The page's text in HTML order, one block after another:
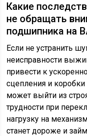
Какие
не обращать
подшипника на
Если не устранить
неисправности
привести к
сцепления и
может выйти из
трудности при
нагрузку на
станет дороже и